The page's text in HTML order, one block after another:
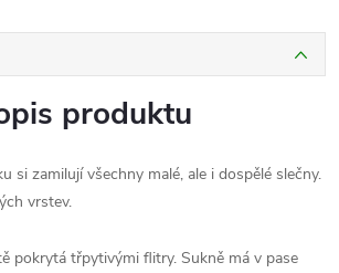
produktu
si zamilují všechny malé, ale i dospělé slečny.
vrstev.
pokrytá třpytivými flitry. Sukně má v pase